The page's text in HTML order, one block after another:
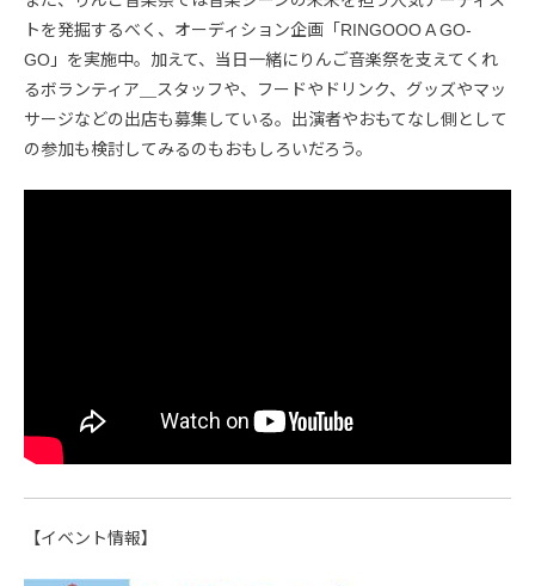
トを発掘するべく、オーディション企画「RINGOOO A GO-
GO」を実施中。加えて、当日一緒にりんご音楽祭を支えてくれ
るボランティア＿スタッフや、フードやドリンク、グッズやマッ
サージなどの出店も募集している。出演者やおもてなし側として
の参加も検討してみるのもおもしろいだろう。
【イベント情報】